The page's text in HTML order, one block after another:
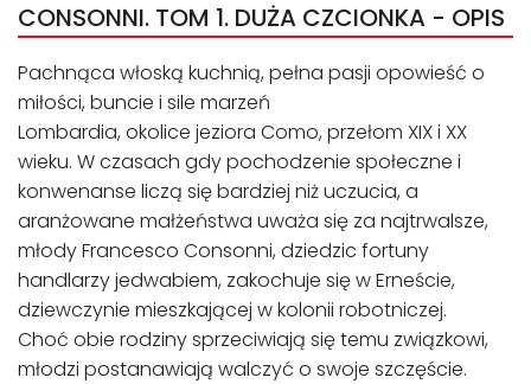
CONSONNI. TOM 1. DUŻA CZCIONKA - OPIS
Pachnąca włoską kuchnią, pełna pasji opowieść o
miłości, buncie i sile marzeń
Lombardia, okolice jeziora Como, przełom XIX i XX
wieku. W czasach gdy pochodzenie społeczne i
konwenanse liczą się bardziej niż uczucia, a
aranżowane małżeństwa uważa się za najtrwalsze,
młody Francesco Consonni, dziedzic fortuny
handlarzy jedwabiem, zakochuje się w Erneście,
dziewczynie mieszkającej w kolonii robotniczej.
Choć obie rodziny sprzeciwiają się temu związkowi,
młodzi postanawiają walczyć o swoje szczęście.